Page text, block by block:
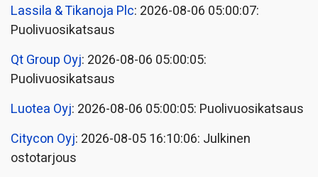
Lassila & Tikanoja Plc: 2026-08-06 05:00:07:
Puolivuosikatsaus
Qt Group Oyj: 2026-08-06 05:00:05:
Puolivuosikatsaus
Luotea Oyj: 2026-08-06 05:00:05: Puolivuosikatsaus
Citycon Oyj: 2026-08-05 16:10:06: Julkinen
ostotarjous